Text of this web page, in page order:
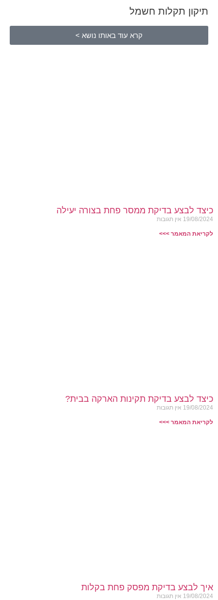
תיקון תקלות חשמל
קרא עוד באותו נושא >
כיצד לבצע בדיקת ממסר פחת בצורה יעילה
19/08/2024 אין תגובות
לקריאת המאמר >>>
כיצד לבצע בדיקת תקינות הארקה בבית?
19/08/2024 אין תגובות
לקריאת המאמר >>>
איך לבצע בדיקת מפסק פחת בקלות
19/08/2024 אין תגובות